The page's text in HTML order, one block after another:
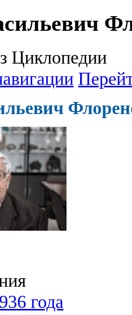
Циклопедии
года